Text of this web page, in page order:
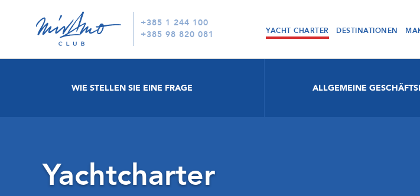
+385 1 244 100
+385 98 820 081
YACHT CHARTER DESTINATIONEN
WIE STELLEN SIE EINE FRAGE ALLGEMEINE
Yachtcharter